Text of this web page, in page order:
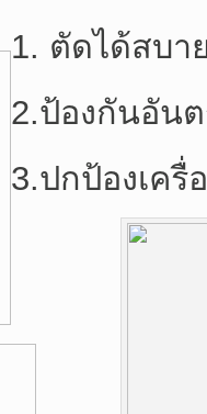
1. ตัดได้สบา
2.ป้องกันอัน
3.ปกป้องเครื่